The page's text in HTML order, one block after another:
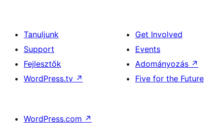
Tanuljunk
Support
Fejlesztők
WordPress.tv ↗
Get Involved
Events
Adományozás ↗
Five for the Future
WordPress.com ↗